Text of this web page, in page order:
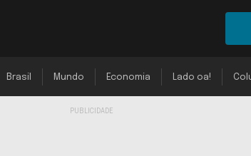
Brasil Mundo Economia Lado oa!